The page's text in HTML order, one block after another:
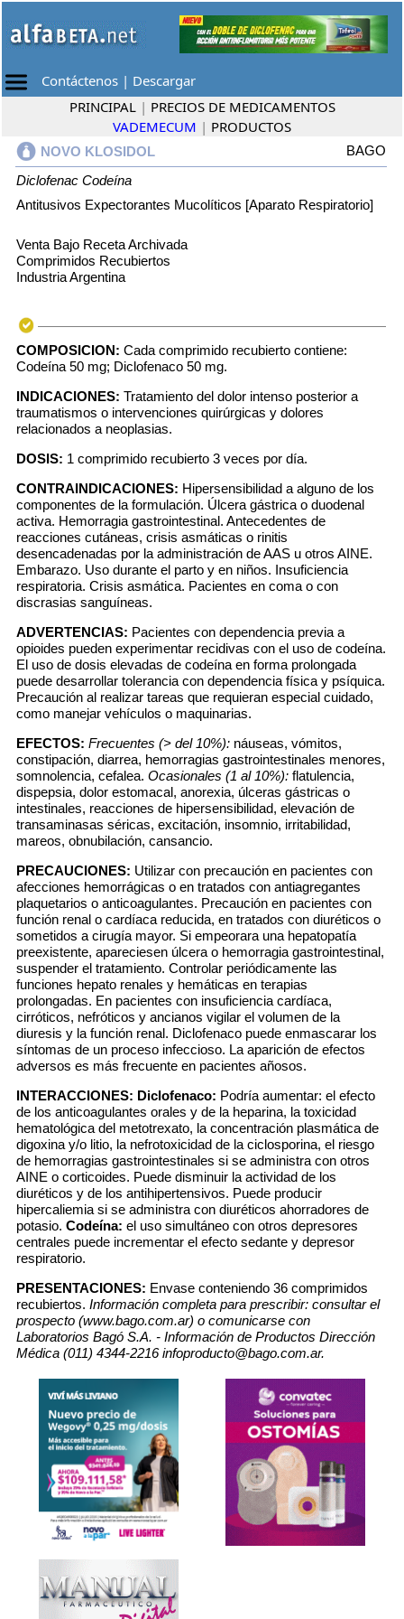
Contáctenos | Descargar
PRINCIPAL | PRECIOS DE MEDICAMENTOS
VADEMECUM | PRODUCTOS
NOVO KLOSIDOL
BAGO
Diclofenac Codeína
Antitusivos Expectorantes Mucolíticos [Aparato Respiratorio]
Venta Bajo Receta Archivada
Comprimidos Recubiertos
Industria Argentina
COMPOSICION: Cada comprimido recubierto contiene:
Codeína 50 mg; Diclofenaco 50 mg.
INDICACIONES: Tratamiento del dolor intenso posterior a
traumatismos o intervenciones quirúrgicas y dolores
relacionados a neoplasias.
DOSIS: 1 comprimido recubierto 3 veces por día.
CONTRAINDICACIONES: Hipersensibilidad a alguno de los
componentes de la formulación. Úlcera gástrica o duodenal
activa. Hemorragia gastrointestinal. Antecedentes de
reacciones cutáneas, crisis asmáticas o rinitis
desencadenadas por la administración de AAS u otros AINE.
Embarazo. Uso durante el parto y en niños. Insuficiencia
respiratoria. Crisis asmática. Pacientes en coma o con
discrasias sanguíneas.
ADVERTENCIAS: Pacientes con dependencia previa a
opioides pueden experimentar recidivas con el uso de codeína.
El uso de dosis elevadas de codeína en forma prolongada
puede desarrollar tolerancia con dependencia física y psíquica.
Precaución al realizar tareas que requieran especial cuidado,
como manejar vehículos o maquinarias.
EFECTOS: Frecuentes (> del 10%): náuseas, vómitos,
constipación, diarrea, hemorragias gastrointestinales menores,
somnolencia, cefalea. Ocasionales (1 al 10%): flatulencia,
dispepsia, dolor estomacal, anorexia, úlceras gástricas o
intestinales, reacciones de hipersensibilidad, elevación de
transaminasas séricas, excitación, insomnio, irritabilidad,
mareos, obnubilación, cansancio.
PRECAUCIONES: Utilizar con precaución en pacientes con
afecciones hemorrágicas o en tratados con antiagregantes
plaquetarios o anticoagulantes. Precaución en pacientes con
función renal o cardíaca reducida, en tratados con diuréticos o
sometidos a cirugía mayor. Si empeorara una hepatopatía
preexistente, apareciesen úlcera o hemorragia gastrointestinal,
suspender el tratamiento. Controlar periódicamente las
funciones hepato renales y hemáticas en terapias
prolongadas. En pacientes con insuficiencia cardíaca,
cirróticos, nefróticos y ancianos vigilar el volumen de la
diuresis y la función renal. Diclofenaco puede enmascarar los
síntomas de un proceso infeccioso. La aparición de efectos
adversos es más frecuente en pacientes añosos.
INTERACCIONES: Diclofenaco: Podría aumentar: el efecto
de los anticoagulantes orales y de la heparina, la toxicidad
hematológica del metotrexato, la concentración plasmática de
digoxina y/o litio, la nefrotoxicidad de la ciclosporina, el riesgo
de hemorragias gastrointestinales si se administra con otros
AINE o corticoides. Puede disminuir la actividad de los
diuréticos y de los antihipertensivos. Puede producir
hipercaliemia si se administra con diuréticos ahorradores de
potasio. Codeína: el uso simultáneo con otros depresores
centrales puede incrementar el efecto sedante y depresor
respiratorio.
PRESENTACIONES: Envase conteniendo 36 comprimidos
recubiertos. Información completa para prescribir: consultar el
prospecto (www.bago.com.ar) o comunicarse con
Laboratorios Bagó S.A. - Información de Productos Dirección
Médica (011) 4344-2216 infoproducto@bago.com.ar.